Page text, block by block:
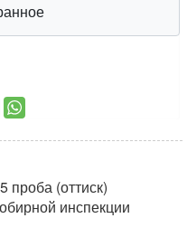
проба (оттиск)
инспекции